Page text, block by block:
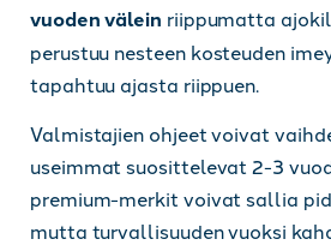
vuoden välein riippumatta
perustuu nesteen kosteuden
tapahtuu ajasta riippuen.
Valmistajien ohjeet voivat
useimmat suosittelevat 2-3
premium-merkit voivat sallia
mutta turvallisuuden vuoksi